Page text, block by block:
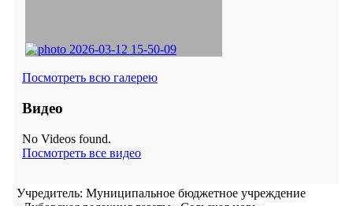
Посмотреть всю галерею
Видео
No Videos found.
Посмотреть все видео
Учредитель: Муниципальное бюджетное учреждение